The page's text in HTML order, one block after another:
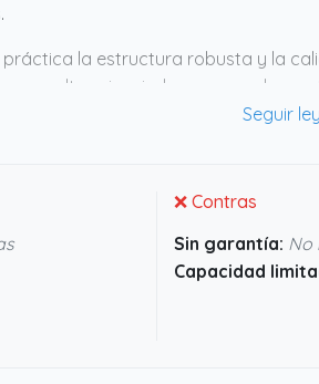
práctica la estructura robusta y la
salten sin miedo a que se
trote diario, además el diseño
❌ Contras
Sin garantía: No
Capacidad